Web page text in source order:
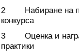
2
Набиране на
конкурса
3
Оценка и
практики